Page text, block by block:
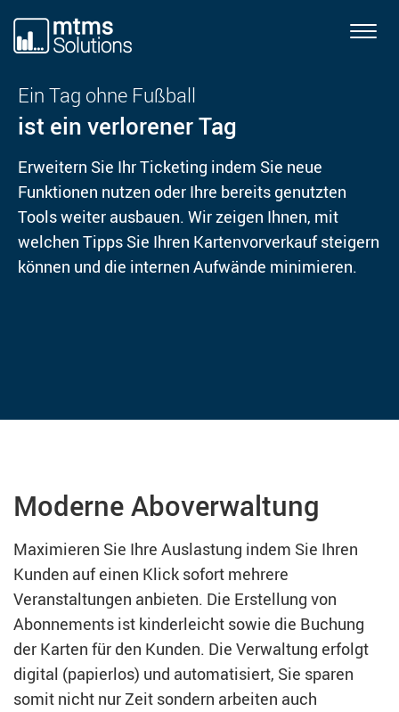
T
i
Ein Tag ohne Fußball
ist ein verlorener Tag
Erweitern Sie Ihr Ticketing indem Sie neue
Funktionen nutzen oder Ihre bereits genutzten
Tools weiter ausbauen. Wir zeigen Ihnen, mit
welchen Tipps Sie Ihren Kartenvorverkauf steigern
können und die internen Aufwände minimieren.
Moderne Aboverwaltung
Maximieren Sie Ihre Auslastung indem Sie Ihren
Kunden auf einen Klick sofort mehrere
Veranstaltungen anbieten. Die Erstellung von
Abonnements ist kinderleicht sowie die Buchung
der Karten für den Kunden. Die Verwaltung erfolgt
digital (papierlos) und automatisiert, Sie sparen
somit nicht nur Zeit sondern arbeiten auch